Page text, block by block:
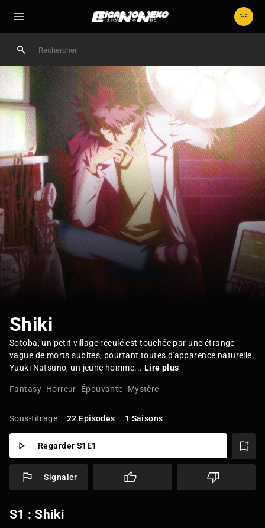
Shiki
Sotoba, un petit village reculé est touchée par une étrange
vague de morts subites, pourtant toutes d'apparence naturelle.
Yuuki Natsuno, un jeune homme... Lire plus
Fantasy Horreur Épouvante Mystère
Sous-titrage 22 Episodes 1 Saisons
Regarder S1E1
Signaler
S1 : Shiki